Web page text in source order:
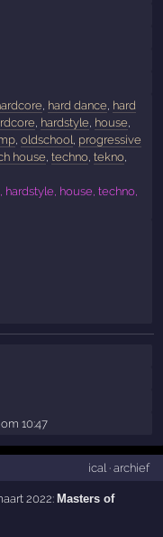
hard dance hard
hardstyle house
, oldschool progressive
house techno, tekno,
hardstyle, house, techno,
10:47
ical · archief
2022: Masters of